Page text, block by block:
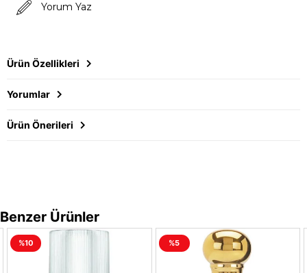
Yorum Yaz
Ürün Özellikleri
Yorumlar
Ürün Önerileri
Benzer Ürünler
%10 %5